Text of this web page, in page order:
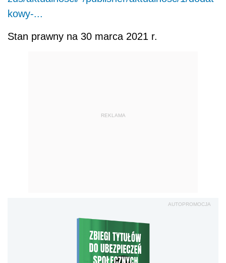
kowy-...
Stan prawny na 30 marca 2021 r.
REKLAMA
AUTOPROMOCJA